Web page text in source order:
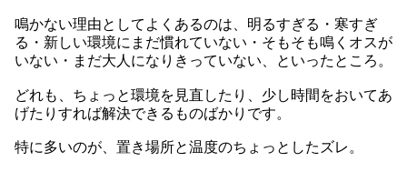
鳴かない理由としてよくあるのは、明るすぎる・寒すぎ
る・新しい環境にまだ慣れていない・そもそも鳴くオスが
いない・まだ大人になりきっていない、といったところ。
どれも、ちょっと環境を見直したり、少し時間をおいてあ
げたりすれば解決できるものばかりです。
特に多いのが、置き場所と温度のちょっとしたズレ。